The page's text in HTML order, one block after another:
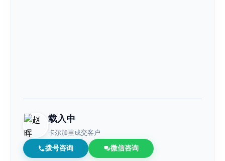
载入中
卡尔加里成交客户
拨号咨询 微信咨询